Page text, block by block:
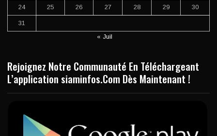
24 25 26 27 28 29 30
31
« Juil
Rejoignez Notre Communauté En Téléchargeant
L’application siaminfos.Com Dès Maintenant !